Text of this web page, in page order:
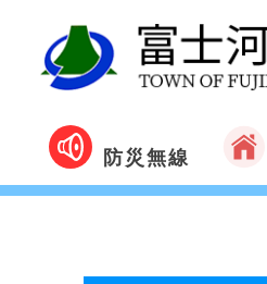
防災無線